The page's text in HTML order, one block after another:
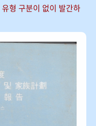
유형 구분이 없이 발간하